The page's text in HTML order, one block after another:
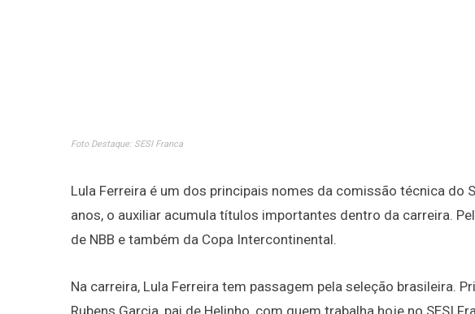
Foto Destaque: SESI Franca
Lula Ferreira é um dos principais nomes da comissão técnica do
anos, o auxiliar acumula títulos importantes dentro da carreira.
de NBB e também da Copa Intercontinental.
Na carreira, Lula Ferreira tem passagem pela seleção brasileira.
Rubens Garcia, pai de Helinho, com quem trabalha hoje no SESI